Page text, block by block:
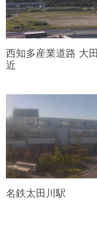
西知多産業道路 大
近
名鉄太田川駅